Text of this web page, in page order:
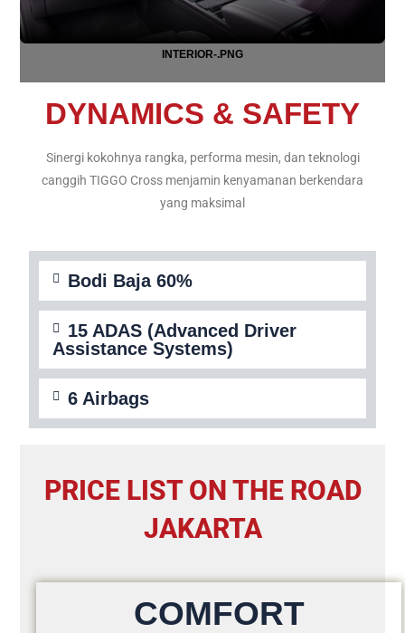
INTERIOR-.PNG
DYNAMICS & SAFETY
Sinergi kokohnya rangka, performa mesin, dan teknologi
canggih TIGGO Cross menjamin kenyamanan berkendara
yang maksimal
Bodi Baja 60%
15 ADAS (Advanced Driver
Assistance Systems)
6 Airbags
PRICE LIST ON THE ROAD
JAKARTA
COMFORT